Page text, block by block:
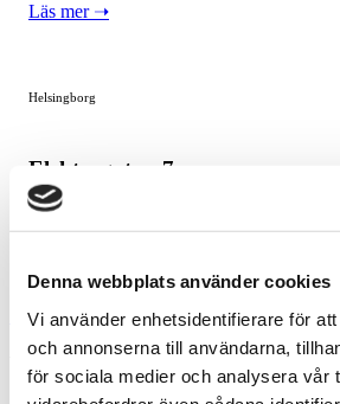
Denna webbplats använder cookies
Vi använder enhetsidentifierare för
och annonserna till användarna,
för sociala medier och analysera vår
Läs mer ➝
Helsingborg
Elektrogatan 7
...
Läs mer ➝
Se alla lediga lokaler
Våra fastigheter